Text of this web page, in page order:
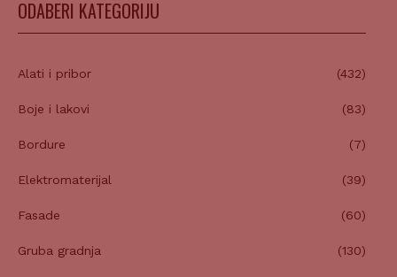
ODABERI KATEGORIJU
Alati i pribor (432)
Boje i lakovi (83)
Bordure (7)
Elektromaterijal (39)
Fasade (60)
Gruba gradnja (130)